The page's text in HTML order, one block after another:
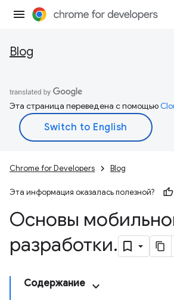
Blog
Эта страница переведена с помощью
Chrome for Developers Blog
Эта информация оказалась полезной?
Основы
разработки.
Содержание